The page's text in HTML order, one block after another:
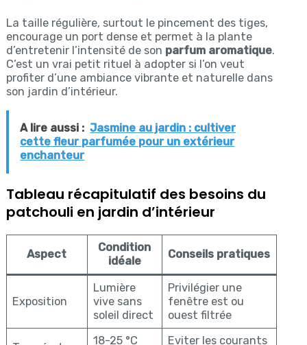
La taille régulière, surtout le pincement des tiges,
encourage un port dense et permet à la plante
d’entretenir l’intensité de son parfum aromatique.
C’est un vrai petit rituel à adopter si l’on veut
profiter d’une ambiance vibrante et naturelle dans
son jardin d’intérieur.
A lire aussi : Jasmine au jardin : cultiver
cette fleur parfumée pour un extérieur
enchanteur
Tableau récapitulatif des besoins du
patchouli en jardin d’intérieur
Aspect
Condition
idéale
Conseils pratiques
Exposition
Lumière
vive sans
soleil direct
Privilégier une
fenêtre est ou
ouest filtrée
18-25 °C Eviter les courants